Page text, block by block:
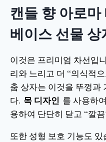
캔들 향 아로
베이스 선물
이것은 프리미엄 차선입
리와 느리고 더 “의식적
춤 상자는 이것을 뚜껑과
다. 목 디자인 를 사용하
용하여 단단히 닫고 “깔
또한 성형 보호 기능도